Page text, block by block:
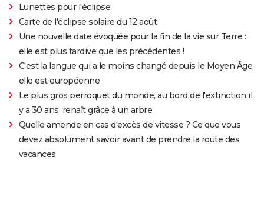
Lunettes pour l'éclipse
Carte de l'éclipse solaire du 12 août
Une nouvelle date évoquée pour la fin de la vie sur Terre :
elle est plus tardive que les précédentes !
C'est la langue qui a le moins changé depuis le Moyen Âge,
elle est européenne
Le plus gros perroquet du monde, au bord de l'extinction il
y a 30 ans, renaît grâce à un arbre
Quelle amende en cas d'excès de vitesse ? Ce que vous
devez absolument savoir avant de prendre la route des
vacances